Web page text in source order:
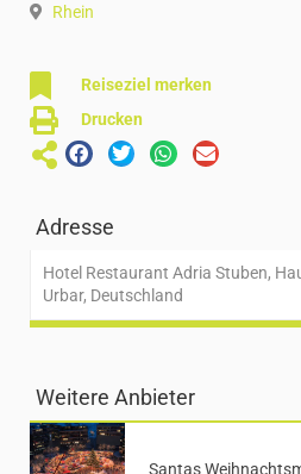
Rhein
Reiseziel merken
Drucken
Adresse
Hotel Restaurant Adria Stuben,
Urbar, Deutschland
Weitere Anbieter
Santas